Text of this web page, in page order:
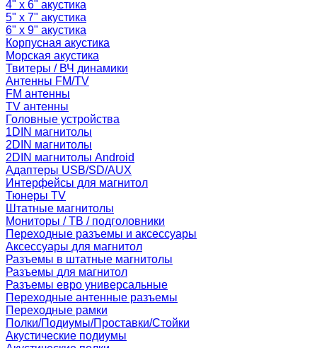
4" x 6" акустика
5" x 7" акустика
6" x 9" акустика
Корпусная акустика
Морская акустика
Твитеры / ВЧ динамики
Антенны FM/TV
FM антенны
TV антенны
Головные устройства
1DIN магнитолы
2DIN магнитолы
2DIN магнитолы Android
Адаптеры USB/SD/AUX
Интерфейсы для магнитол
Тюнеры TV
Штатные магнитолы
Мониторы / ТВ / подголовники
Переходные разъемы и аксессуары
Аксессуары для магнитол
Разъемы в штатные магнитолы
Разъемы для магнитол
Разъемы евро универсальные
Переходные антенные разъемы
Переходные рамки
Полки/Подиумы/Проставки/Стойки
Акустические подиумы